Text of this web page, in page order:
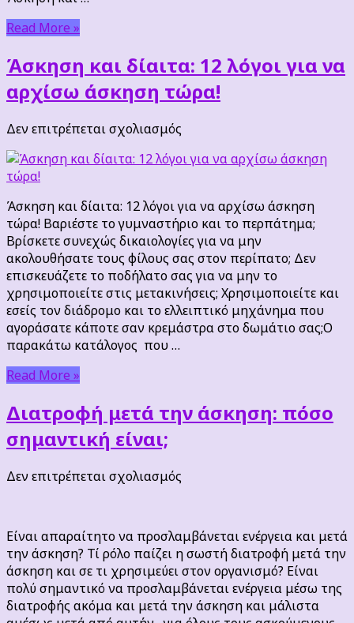
Read More »
Άσκηση και δίαιτα: 12 λόγοι για να
αρχίσω άσκηση τώρα!
Δεν επιτρέπεται σχολιασμός
και
λόγοι
για
να
αρχίσω
άσκηση
τώρα!
Άσκηση και δίαιτα: 12 λόγοι για να αρχίσω άσκηση
τώρα! Βαριέστε το γυμναστήριο και το περπάτημα;
Βρίσκετε συνεχώς δικαιολογίες για να μην
ακολουθήσατε τους φίλους σας στον περίπατο; Δεν
επισκευάζετε το ποδήλατο σας για να μην το
χρησιμοποιείτε στις μετακινήσεις; Χρησιμοποιείτε και
εσείς τον διάδρομο και το ελλειπτικό μηχάνημα που
αγοράσατε κάποτε σαν κρεμάστρα στο δωμάτιο σας;Ο
παρακάτω κατάλογος που …
Read More »
Διατροφή μετά την άσκηση: πόσο
σημαντική είναι;
Δεν επιτρέπεται σχολιασμός
την
άσκηση:
πόσο
σημαντική
είναι;
Είναι απαραίτητο να προσλαμβάνεται ενέργεια και μετά
την άσκηση? Τί ρόλο παίζει η σωστή διατροφή μετά την
άσκηση και σε τι χρησιμεύει στον οργανισμό? Είναι
πολύ σημαντικό να προσλαμβάνεται ενέργεια μέσω της
διατροφής ακόμα και μετά την άσκηση και μάλιστα